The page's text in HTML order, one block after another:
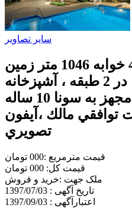
سایر تصاویر
خرید خانه مستغلات 4 خوابه 1046 متر زمین
350 متر زیربنا در 2 طبقه ، آشپزخانه Open و
نمای سنگ جکوزی ، و مجهز به سونا 10 ساله
توافقي مالك ،آيفون
تصويري
قیمت مترمربع :000 تومان
قیمت کل: 000 تومان
ملک جهت :خريد و فروش
تاریخ آگهی : 1397/07/03
اعتبارآگهی : 1397/09/03